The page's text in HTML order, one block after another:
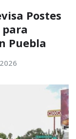
Postes
Puebla